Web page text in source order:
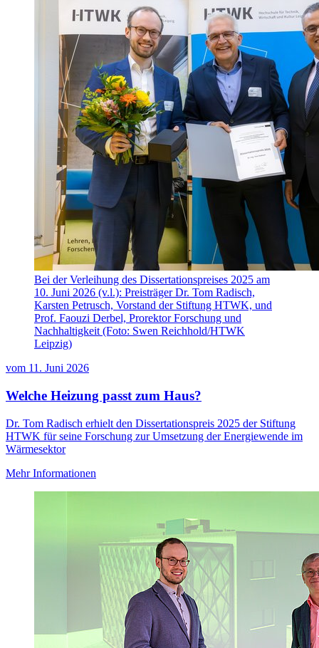
Bei der Verleihung des Dissertationspreises 2025 am
10. Juni 2026 (v.l.): Preisträger Dr. Tom Radisch,
Karsten Petrusch, Vorstand der Stiftung HTWK, und
Prof. Faouzi Derbel, Prorektor Forschung und
Nachhaltigkeit (Foto: Swen Reichhold/HTWK
Leipzig)
vom 11. Juni 2026
Welche Heizung passt zum Haus?
Dr. Tom Radisch erhielt den Dissertationspreis 2025 der Stiftung
HTWK für seine Forschung zur Umsetzung der Energiewende im
Wärmesektor
Mehr Informationen